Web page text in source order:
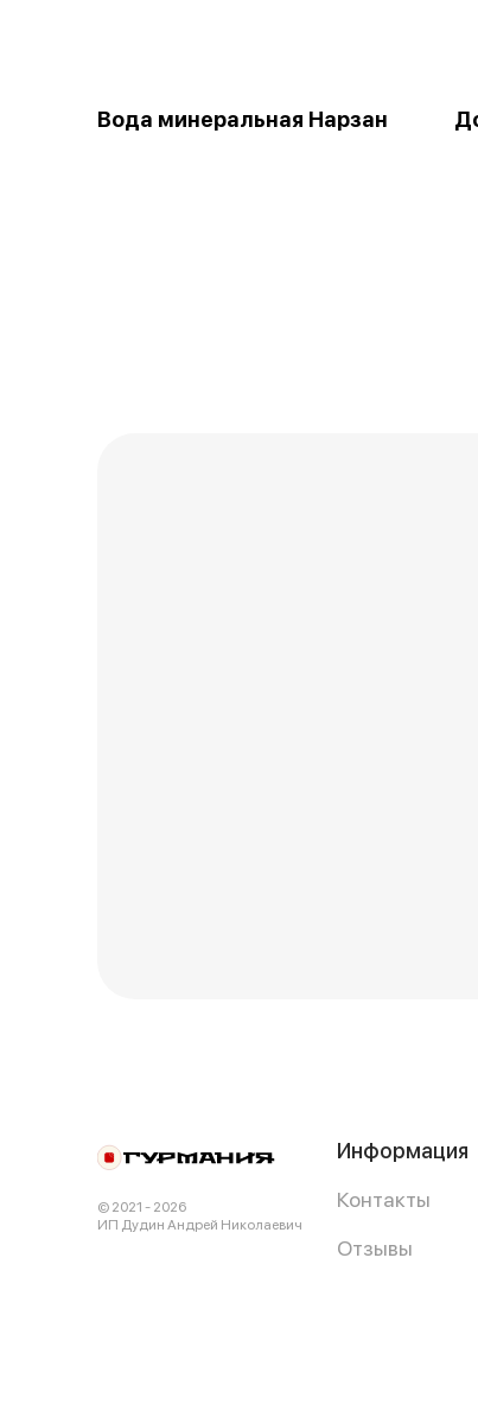
Вода минеральная Нарзан
© 2021 - 2026
ИП Дудин Андрей Николаевич
Информация
Контакты
Отзывы